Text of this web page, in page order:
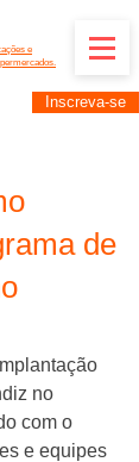
e
Inscreva-se
de
no
com o
e equipes